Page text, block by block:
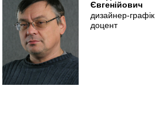
Євгенійович
дизайнер-графік,
доцент